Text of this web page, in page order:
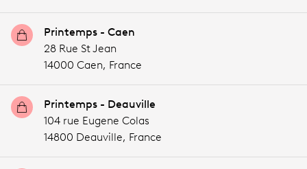
Printemps - Caen
28 Rue St Jean
14000 Caen, France
Printemps - Deauville
104 rue Eugene Colas
14800 Deauville, France